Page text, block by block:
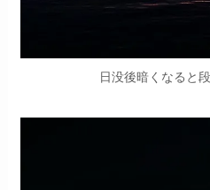
日没後暗くなると